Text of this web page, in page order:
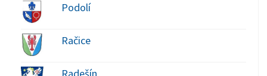
Podolí
Račice